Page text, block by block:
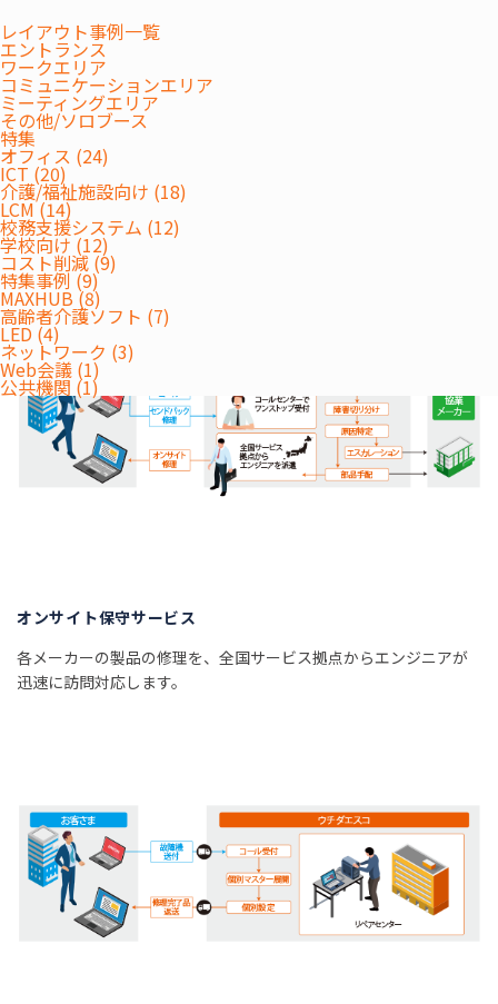
レイアウト事例一覧
エントランス
ワークエリア
コミュニケーションエリア
ミーティングエリア
その他/ソロブース
特集
オフィス (24)
ICT (20)
介護/福祉施設向け (18)
LCM (14)
校務支援システム (12)
学校向け (12)
コスト削減 (9)
特集事例 (9)
MAXHUB (8)
高齢者介護ソフト (7)
LED (4)
ネットワーク (3)
Web会議 (1)
公共機関 (1)
オンサイト保守サービス
各メーカーの製品の修理を、全国サービス拠点からエンジニアが
迅速に訪問対応します。